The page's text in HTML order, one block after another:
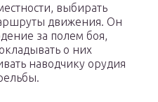
выбирать
движения. Он
за полем боя,
о них
наводчику орудия